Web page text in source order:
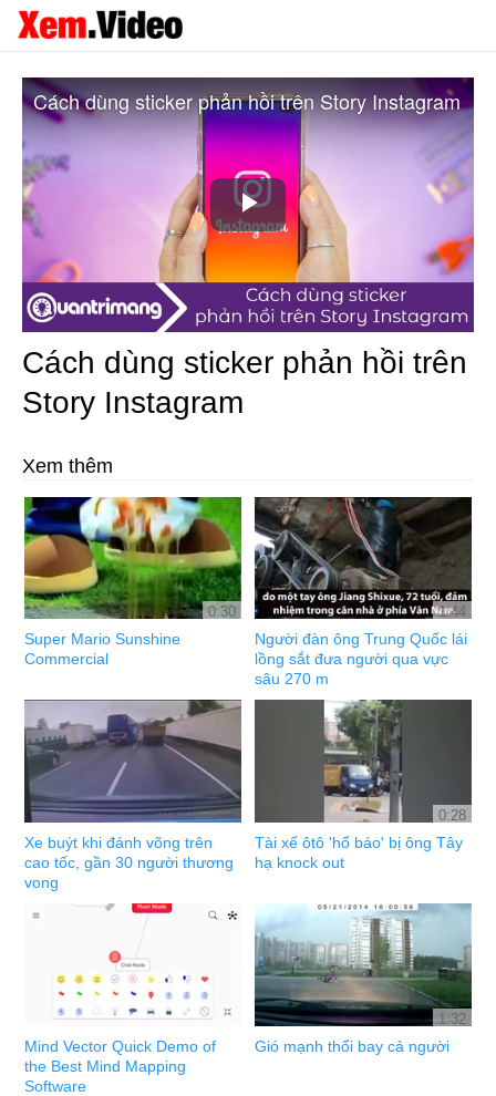
Play
Video
Cách dùng sticker phản hồi trên Story Instagram
Cách dùng sticker phản hồi trên
Story Instagram
Xem thêm
0:30
Super Mario Sunshine
Commercial
1:44
Người đàn ông Trung Quốc lái
lồng sắt đưa người qua vực
sâu 270 m
Xe buýt khi đánh võng trên
cao tốc, gần 30 người thương
vong
0:28
Tài xế ôtô 'hổ báo' bị ông Tây
hạ knock out
Mind Vector Quick Demo of
the Best Mind Mapping
Software
1:32
Gió mạnh thổi bay cả người